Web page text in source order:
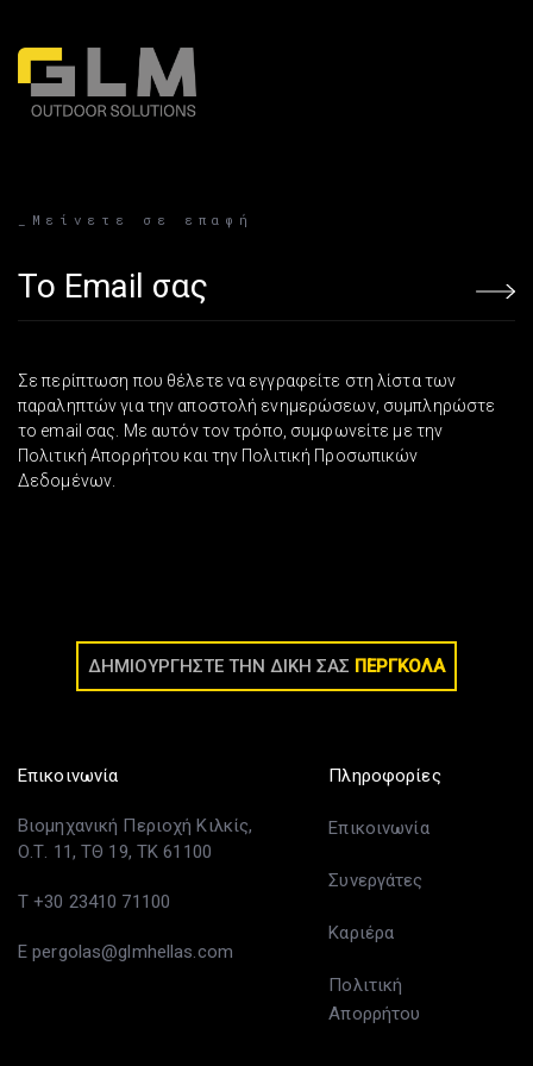
_Μείνετε σε επαφή
Email address
Σε περίπτωση που θέλετε να εγγραφείτε στη λίστα των
παραληπτών για την αποστολή ενημερώσεων, συμπληρώστε
το email σας. Με αυτόν τον τρόπο, συμφωνείτε με την
Πολιτική Απορρήτου και την Πολιτική Προσωπικών
Δεδομένων.
ΔΗΜΙΟΥΡΓΗΣΤΕ ΤΗΝ ΔΙΚΗ ΣΑΣ ΠΕΡΓΚΟΛΑ
Επικοινωνία
Βιομηχανική Περιοχή Κιλκίς,
Ο.Τ. 11, ΤΘ 19, ΤΚ 61100
T +30 23410 71100
E pergolas@glmhellas.com
Πληροφορίες
Επικοινωνία
Συνεργάτες
Καριέρα
Πολιτική
Απορρήτου